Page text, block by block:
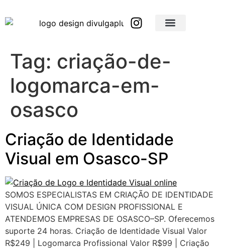
Tag: criação-de-
logomarca-em-
osasco
Criação de Identidade
Visual em Osasco-SP
SOMOS ESPECIALISTAS EM CRIAÇÃO DE IDENTIDADE
VISUAL ÚNICA COM DESIGN PROFISSIONAL E
ATENDEMOS EMPRESAS DE OSASCO–SP. Oferecemos
suporte 24 horas. Criação de Identidade Visual Valor
R$249 | Logomarca Profissional Valor R$99 | Criação